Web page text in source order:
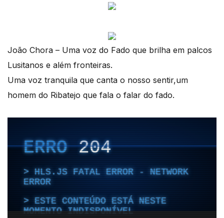
João Chora – Uma voz do Fado que brilha em palcos
Lusitanos e além fronteiras.
Uma voz tranquila que canta o nosso sentir,um
homem do Ribatejo que fala o falar do fado.